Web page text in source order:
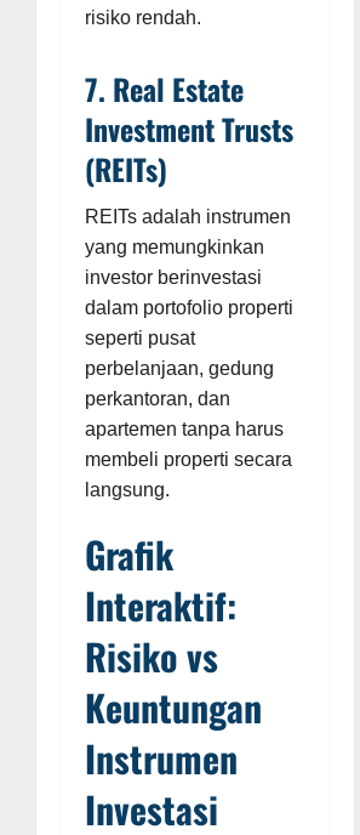
risiko rendah.
7. Real Estate
Investment Trusts
(REITs)
REITs adalah instrumen
yang memungkinkan
investor berinvestasi
dalam portofolio properti
seperti pusat
perbelanjaan, gedung
perkantoran, dan
apartemen tanpa harus
membeli properti secara
langsung.
Grafik
Interaktif:
Risiko vs
Keuntungan
Instrumen
Investasi